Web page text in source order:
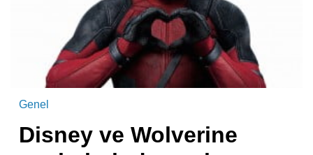
Genel
Disney ve Wolverine